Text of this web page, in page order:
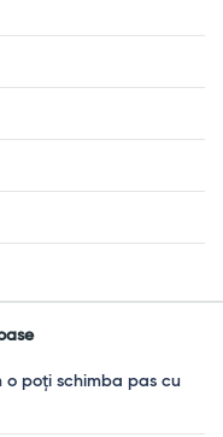
o poți schimba pas cu